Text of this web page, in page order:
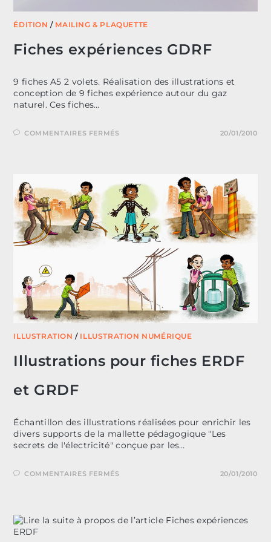
ÉDITION / MAILING & PLAQUETTE
Fiches expériences GDRF
9 fiches A5 2 volets. Réalisation des illustrations et
conception de 9 fiches expérience autour du gaz
naturel. Ces fiches…
COMMENTAIRES FERMÉSSUR 20/01/2010
ILLUSTRATION / ILLUSTRATION NUMÉRIQUE
Illustrations pour fiches ERDF
et GRDF
Échantillon des illustrations réalisées pour enrichir les
divers supports de la mallette pédagogique "Les
secrets de l'électricité" conçue par les…
COMMENTAIRES FERMÉSSUR
GRDF
20/01/2010